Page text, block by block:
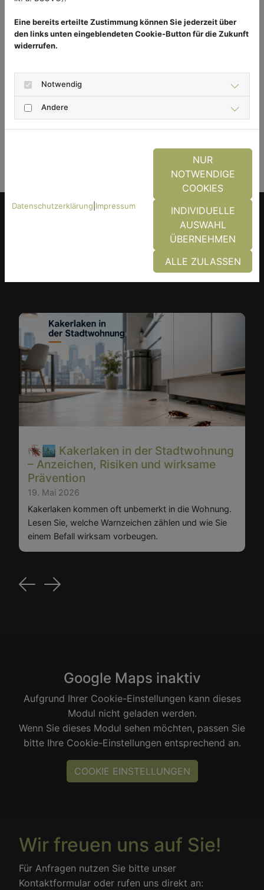
Energien können nicht nur die Kosten gesenkt und
die Natur geschont werden, sondern sie
gewährleisten auch effektiven Schutz vor lästigen
möglich ist, Insektenschutz im Einklang mit der
Natur einzusetzen.
Das könnte Sie auch
🪳🏙️ Kakerlaken in der Stadtwohnung
– Anzeichen, Risiken und wirksame
Prävention
19. Mai 2026
Kakerlaken kommen oft unbemerkt in die Wohnung.
Lesen Sie, welche Warnzeichen zählen und wie Sie
einem Befall wirksam vorbeugen.
Previous
Next
Google Maps inaktiv
Aufgrund Ihrer Cookie-Einstellungen kann dieses
Modul nicht geladen werden.
Wenn Sie dieses Modul sehen möchten, passen Sie
bitte Ihre Cookie-Einstellungen entsprechend an.
COOKIE EINSTELLUNGEN
Wir freuen uns auf Sie!
Für Anfragen nutzen Sie bitte unser
Kontaktformular oder rufen uns direkt an:
Eine bereits erteilte Zustimmung können Sie jederzeit über
den links unten eingeblendeten Cookie-Button für die Zukunft
widerrufen.
Notwendig
Andere
Datenschutzerklärung Impressum
NUR
NOTWENDIGE
COOKIES
INDIVIDUELLE
AUSWAHL
ÜBERNEHMEN
ALLE ZULASSEN